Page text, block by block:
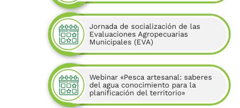
Jornada de socialización de las
Evaluaciones Agropecuarias
Municipales (EVA)
Webinar «Pesca artesanal: saberes
del agua conocimiento para la
planificación del territorio»